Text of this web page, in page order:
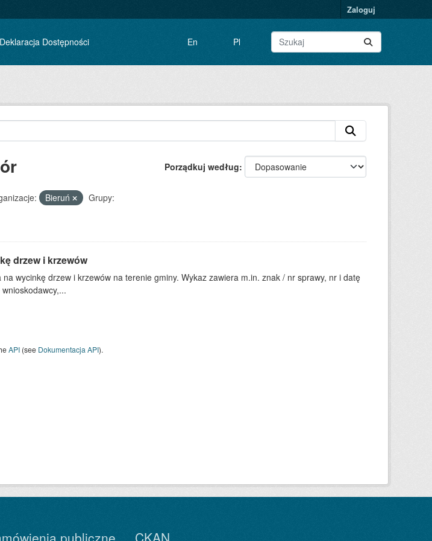
Zaloguj
Deklaracja Dostępności En Pl
Porządkuj według
Bieruń
Grupy:
drzew i krzewów
wycinkę drzew i krzewów na terenie gminy. Wykaz zawiera m.in. znak / nr sprawy, nr i datę
API(see Dokumentacja API).
publiczne CKAN